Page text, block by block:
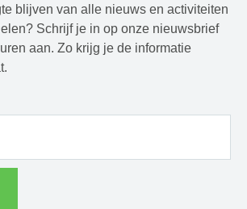
blijven van alle nieuws en activiteiten
Schrijf je in op onze nieuwsbrief
aan. Zo krijg je de informatie